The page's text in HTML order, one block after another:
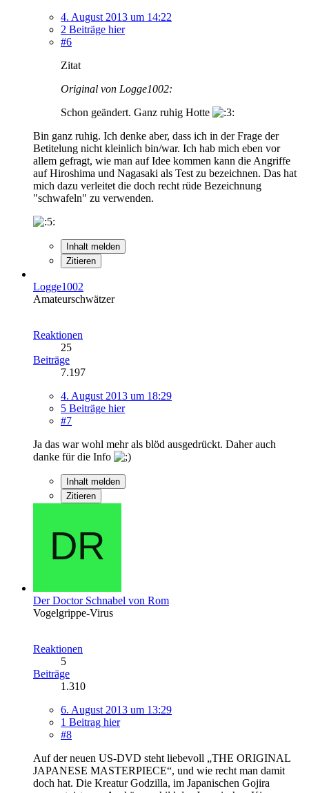
4. August 2013 um 14:22
2 Beiträge hier
#6
Zitat
Original von Logge1002:
Schon geändert. Ganz ruhig Hotte
Bin ganz ruhig. Ich denke aber, dass ich in der Frage der
Betitelung nicht kleinlich bin/war. Ich hab mich eben vor
allem gefragt, wie man auf Idee kommen kann die Angriffe
auf Hiroshima und Nagasaki als Test zu bezeichnen. Das hat
mich dazu verleitet die doch recht rüde Bezeichnung
"schwafeln" zu verwenden.
Inhalt melden
Zitieren
Logge1002
Amateurschwätzer
Reaktionen
25
Beiträge
7.197
4. August 2013 um 18:29
5 Beiträge hier
#7
Ja das war wohl mehr als blöd ausgedrückt. Daher auch
danke für die Info
Inhalt melden
Zitieren
Der Doctor Schnabel von Rom
Vogelgrippe-Virus
Reaktionen
5
Beiträge
1.310
6. August 2013 um 13:29
1 Beitrag hier
#8
Auf der neuen US-DVD steht liebevoll „THE ORIGINAL
JAPANESE MASTERPIECE“, und wie recht man damit
doch hat. Die Kreatur Godzilla, im Japanischen Gojira